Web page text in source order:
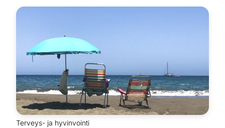
Terveys- ja hyvinvointi